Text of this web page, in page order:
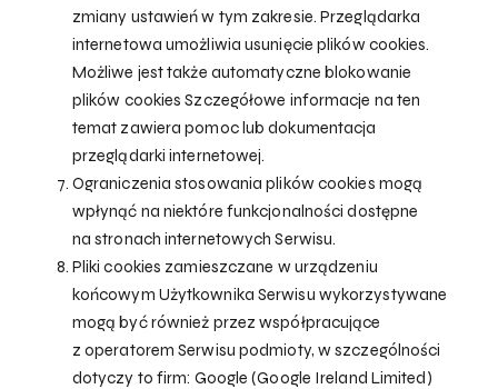
zmiany ustawień w tym zakresie. Przeglądarka
internetowa umożliwia usunięcie plików cookies.
Możliwe jest także automatyczne blokowanie
plików cookies Szczegółowe informacje na ten
temat zawiera pomoc lub dokumentacja
przeglądarki internetowej.
Ograniczenia stosowania plików cookies mogą
wpłynąć na niektóre funkcjonalności dostępne
na stronach internetowych Serwisu.
Pliki cookies zamieszczane w urządzeniu
końcowym Użytkownika Serwisu wykorzystywane
mogą być również przez współpracujące
z operatorem Serwisu podmioty, w szczególności
dotyczy to firm: Google (Google Ireland Limited)